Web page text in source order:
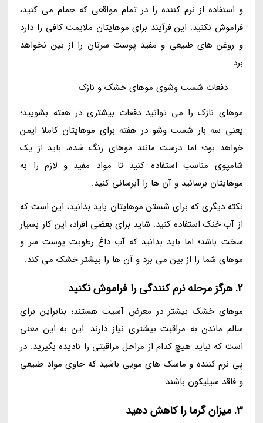
و استفاده از نرم کننده را در تمام مواقعی که حمام می کنید،
فراموش نکنید. این فرآیند برای موهایتان ملایمت کافی را دارد
و روغن های طبیعی و مفید پوست سرتان را از بین نخواهد
برد.
دفعات شست وشوی موهای خشک و نازک
موهای نازک را می توانید دفعات بیشتری در هفته بشویید؛
یعنی سه بار شست وشو در هفته برای موهایتان کاملا ایمن
خواهد بود؛ اما درست مانند موهای رنگ شده، باید از یک
شامپوی مناسب استفاده کنید تا مواد مفید و لازم را به
موهایتان برسانید و آن ها را آبرسانی کنید.
نکته دیگری که برای شستن موهایتان باید بدانید، این است که
از آب خنک استفاده کنید. شاید برای بعضی افراد، این کار بسیار
سخت باشد؛ اما باید بدانید که آب داغ رطوبت پوست سر و
موهای شما را از بین می برد و آن ها را بیشتر خشک می کند.
2. هرگز مرحله نرم کنندگی را فراموش نکنید
موهای خشک بیشتر در معرض آسیب هستند؛ بنابراین برای
سالم ماندن به مراقبت بیشتری نیاز دارند. این به این معنی
است که نباید هیچ کدام از مراحل مراقبتی را نادیده بگیرید. در
پی نرم کننده و ماسک های مویی باشید که حاوی مواد طبیعی
و فاقد سیلیکون باشند.
3. میزان گرما را کاهش دهید